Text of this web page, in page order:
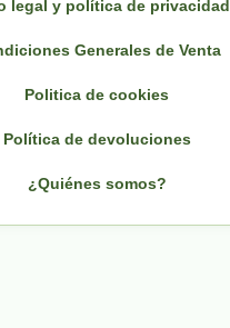
legal y política de privacidad
Generales de Venta
Politica de cookies
Política de devoluciones
¿Quiénes somos?